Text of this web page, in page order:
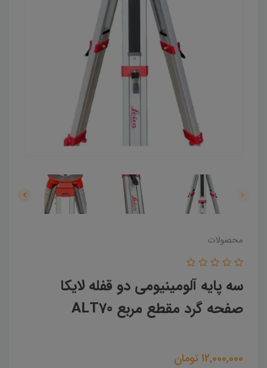
محصولات
سه پایه آلومینیومی دو قفله لایکا
صفحه گرد مقطع مربع ALT70
12,000,000 تومان